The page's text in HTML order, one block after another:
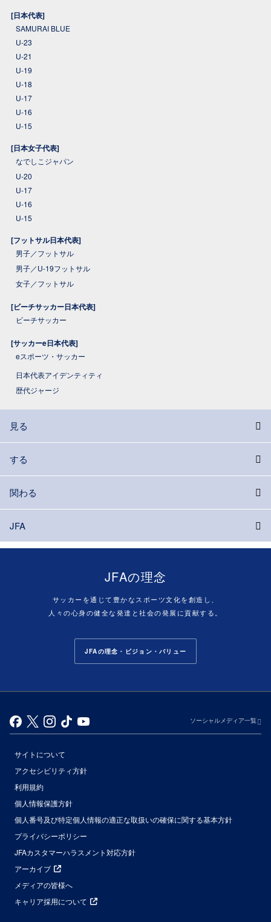
[日本代表]
SAMURAI BLUE
U-23
U-21
U-19
U-18
U-17
U-16
U-15
[日本女子代表]
なでしこジャパン
U-20
U-17
U-16
U-15
[フットサル日本代表]
男子／フットサル
男子／U-19フットサル
女子／フットサル
[ビーチサッカー日本代表]
ビーチサッカー
[サッカーe日本代表]
eスポーツ・サッカー
日本代表アイデンティティ
歴代ジャージ
見る
する
関わる
JFA
JFAの理念
サッカーを通じて豊かなスポーツ文化を創造し、
人々の心身の健全な発達と社会の発展に貢献する。
JFAの理念・ビジョン・バリュー
ソーシャルメディア一覧
サイトについて
アクセシビリティ方針
利用規約
個人情報保護方針
個人番号及び特定個人情報の適正な取扱いの確保に関する基本方針
プライバシーポリシー
JFAカスタマーハラスメント対応方針
アーカイブ
メディアの皆様へ
キャリア採用について